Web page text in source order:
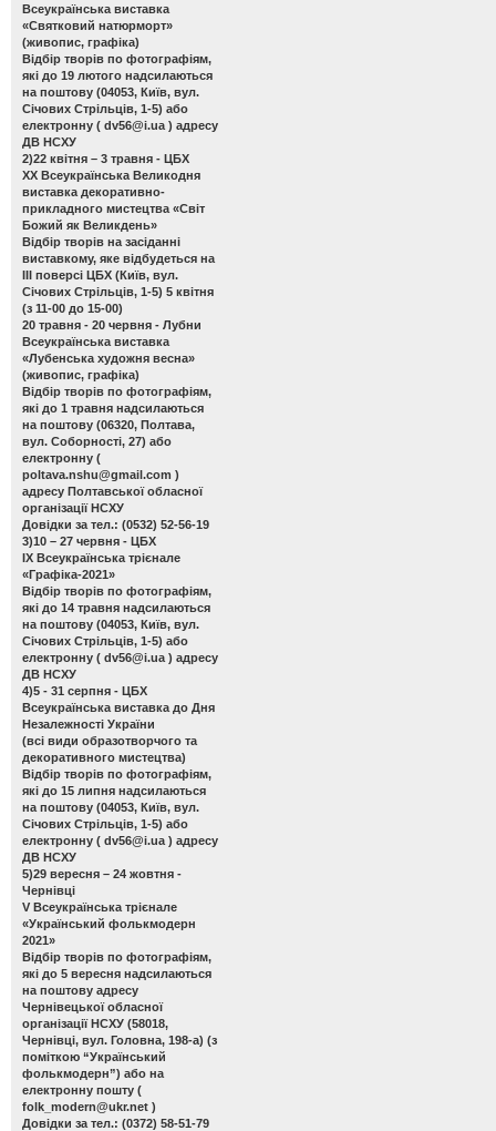
Всеукраїнська виставка
«Святковий натюрморт»
(живопис, графіка)
Відбір творів по фотографіям,
які до 19 лютого надсилаються
на поштову (04053, Київ, вул.
Січових Стрільців, 1-5) або
електронну ( dv56@i.ua ) адресу
ДВ НСХУ
2)22 квітня – 3 травня - ЦБХ
ХХ Всеукраїнська Великодня
виставка декоративно-
прикладного мистецтва «Світ
Божий як Великдень»
Відбір творів на засіданні
виставкому, яке відбудеться на
ІІІ поверсі ЦБХ (Київ, вул.
Січових Стрільців, 1-5) 5 квітня
(з 11-00 до 15-00)
20 травня - 20 червня - Лубни
Всеукраїнська виставка
«Лубенська художня весна»
(живопис, графіка)
Відбір творів по фотографіям,
які до 1 травня надсилаються
на поштову (06320, Полтава,
вул. Соборності, 27) або
електронну (
poltava.nshu@gmail.com )
адресу Полтавської обласної
організації НСХУ
Довідки за тел.: (0532) 52-56-19
3)10 – 27 червня - ЦБХ
ІХ Всеукраїнська трієнале
«Графіка-2021»
Відбір творів по фотографіям,
які до 14 травня надсилаються
на поштову (04053, Київ, вул.
Січових Стрільців, 1-5) або
електронну ( dv56@i.ua ) адресу
ДВ НСХУ
4)5 - 31 серпня - ЦБХ
Всеукраїнська виставка до Дня
Незалежності України
(всі види образотворчого та
декоративного мистецтва)
Відбір творів по фотографіям,
які до 15 липня надсилаються
на поштову (04053, Київ, вул.
Січових Стрільців, 1-5) або
електронну ( dv56@i.ua ) адресу
ДВ НСХУ
5)29 вересня – 24 жовтня -
Чернівці
V Всеукраїнська трієнале
«Український фолькмодерн
2021»
Відбір творів по фотографіям,
які до 5 вересня надсилаються
на поштову адресу
Чернівецької обласної
організації НСХУ (58018,
Чернівці, вул. Головна, 198-а) (з
поміткою “Український
фолькмодерн”) або на
електронну пошту (
folk_modern@ukr.net )
Довідки за тел.: (0372) 58-51-79